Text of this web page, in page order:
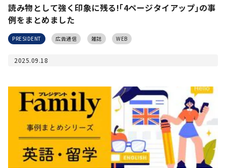
読み物として強く印象に残る!｢4ページタイアップ｣の事
例をまとめました
PRESIDENT 広告通信 雑誌 WEB
2025.09.18